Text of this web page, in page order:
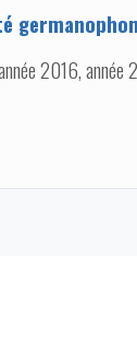
2016, année